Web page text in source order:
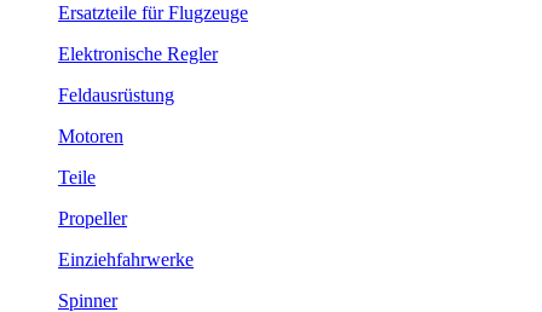
Ersatzteile für Flugzeuge
Elektronische Regler
Feldausrüstung
Motoren
Teile
Propeller
Einziehfahrwerke
Spinner